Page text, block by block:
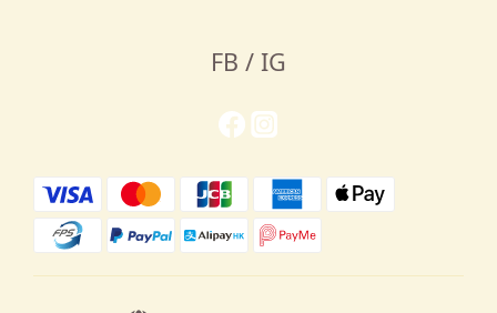
FB / IG